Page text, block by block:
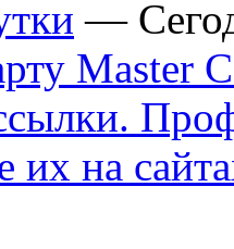
—
Master
их на